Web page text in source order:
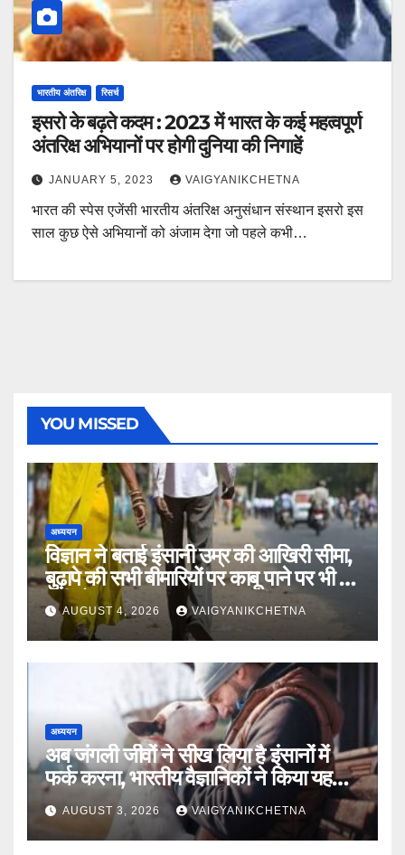
भारतीय अंतरिक्ष रिसर्च
इसरो के बढ़ते कदम : 2023 में भारत के कई महत्वपूर्ण
अंतरिक्ष अभियानों पर होगी दुनिया की निगाहें
JANUARY 5, 2023 VAIGYANIKCHETNA
भारत की स्पेस एजेंसी भारतीय अंतरिक्ष अनुसंधान संस्थान इसरो इस
साल कुछ ऐसे अभियानों को अंजाम देगा जो पहले कभी…
YOU MISSED
अध्ययन
विज्ञान ने बताई इंसानी उम्र की आखिरी सीमा,
बुढ़ापे की सभी बीमारियों पर काबू पाने पर भी वह
नहीं होगा ‘अमर’
AUGUST 4, 2026 VAIGYANIKCHETNA
अध्ययन
अब जंगली जीवों ने सीख लिया है इंसानों में
फर्क करना, भारतीय वैज्ञानिकों ने किया यह
खुलासा
AUGUST 3, 2026 VAIGYANIKCHETNA